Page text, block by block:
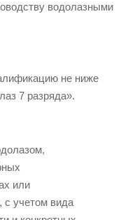
водолазными
не ниже
7 разряда».
или
с учетом вида